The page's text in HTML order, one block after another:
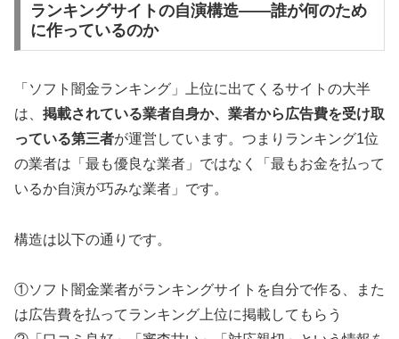
ランキングサイトの自演構造——誰が何のため
に作っているのか
「ソフト闇金ランキング」上位に出てくるサイトの大半
は、 掲載されている業者自身か、業者から広告費を受け取
っている第三者が運営しています。つまりランキング1位
の業者は「最も優良な業者」ではなく「最もお金を払って
いるか自演が巧みな業者」です。
構造は以下の通りです。
①ソフト闇金業者がランキングサイトを自分で作る、また
は広告費を払ってランキング上位に掲載してもらう